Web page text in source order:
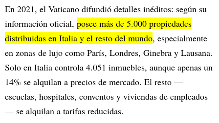
En 2021, el Vaticano difundió detalles inéditos: según su
información oficial, posee más de 5.000 propiedades
distribuidas en Italia y el resto del mundo, especialmente
en zonas de lujo como París, Londres, Ginebra y Lausana.
Solo en Italia controla 4.051 inmuebles, aunque apenas un
14% se alquilan a precios de mercado. El resto —
escuelas, hospitales, conventos y viviendas de empleados
— se alquilan a tarifas reducidas.